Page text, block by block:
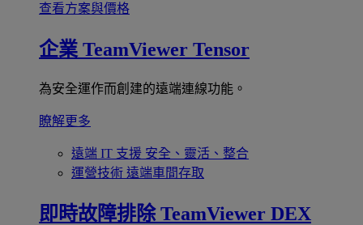
查看方案與價格
企業 TeamViewer Tensor
為安全運作而創建的遠端連線功能。
瞭解更多
遠端 IT 支援 安全、靈活、整合
運營技術 遠端車間存取
即時故障排除 TeamViewer DEX